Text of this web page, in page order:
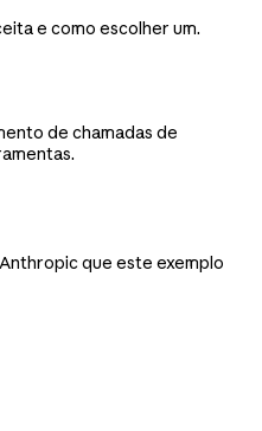
e como escolher um.
de chamadas de
que este exemplo